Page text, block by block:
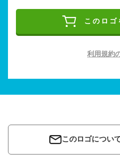
このロゴ
利用規約
このロゴについ